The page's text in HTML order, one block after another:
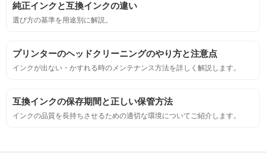
におい
互換性
純正インクと互換インクの違い
選び方の基準を用途別に解説。
プリンターのヘッドクリーニングのやり方と注意点
インクが出ない・かすれる時のメンテナンス方法を詳しく解説します。
互換インクの保存期間と正しい保管方法
インクの品質を長持ちさせるための適切な環境についてご紹介します。